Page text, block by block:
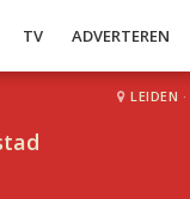
TV ADVERTEREN
LEIDEN ·